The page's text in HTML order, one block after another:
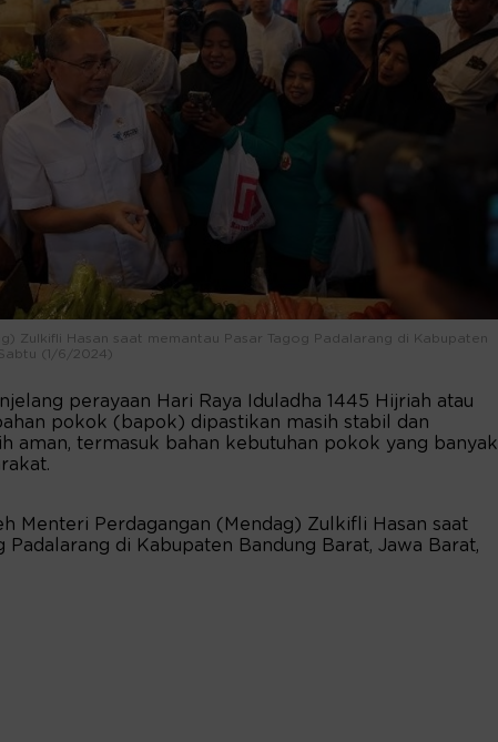
Zulkifli Hasan saat memantau Pasar Tagog Padalarang di Kabupaten
(1/6/2024)
perayaan Hari Raya Iduladha 1445 Hijriah atau
pokok (bapok) dipastikan masih stabil dan
aman, termasuk bahan kebutuhan pokok yang banyak
Menteri Perdagangan (Mendag) Zulkifli Hasan saat
Padalarang di Kabupaten Bandung Barat, Jawa Barat,